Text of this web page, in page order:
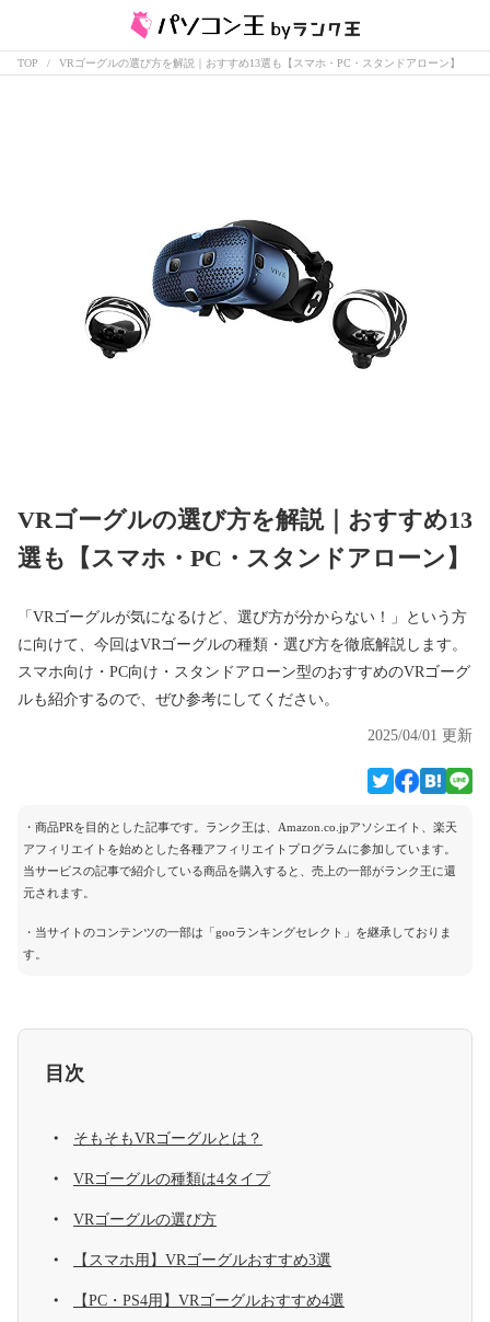
TOP VRゴーグルの選び方を解説｜おすすめ13選も【スマホ・PC・スタンドアローン】
VRゴーグルの選び方を解説｜おすすめ13
選も【スマホ・PC・スタンドアローン】
「VRゴーグルが気になるけど、選び方が分からない！」という方
に向けて、今回はVRゴーグルの種類・選び方を徹底解説します。
スマホ向け・PC向け・スタンドアローン型のおすすめのVRゴーグ
ルも紹介するので、ぜひ参考にしてください。
2025/04/01 更新
・商品PRを目的とした記事です。ランク王は、Amazon.co.jpアソシエイト、楽天
アフィリエイトを始めとした各種アフィリエイトプログラムに参加しています。
当サービスの記事で紹介している商品を購入すると、売上の一部がランク王に還
元されます。
・当サイトのコンテンツの一部は「gooランキングセレクト」を継承しておりま
す。
目次
そもそもVRゴーグルとは？
VRゴーグルの種類は4タイプ
VRゴーグルの選び方
【スマホ用】VRゴーグルおすすめ3選
【PC・PS4用】VRゴーグルおすすめ4選